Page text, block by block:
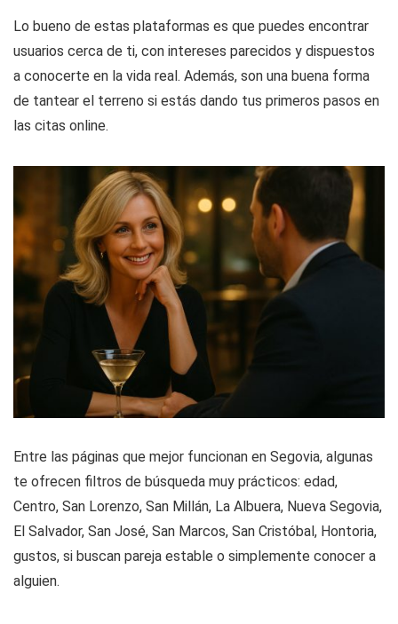
Lo bueno de estas plataformas es que puedes encontrar
usuarios cerca de ti, con intereses parecidos y dispuestos
a conocerte en la vida real. Además, son una buena forma
de tantear el terreno si estás dando tus primeros pasos en
las citas online.
Entre las páginas que mejor funcionan en Segovia, algunas
te ofrecen filtros de búsqueda muy prácticos: edad,
Centro, San Lorenzo, San Millán, La Albuera, Nueva Segovia,
El Salvador, San José, San Marcos, San Cristóbal, Hontoria,
gustos, si buscan pareja estable o simplemente conocer a
alguien.